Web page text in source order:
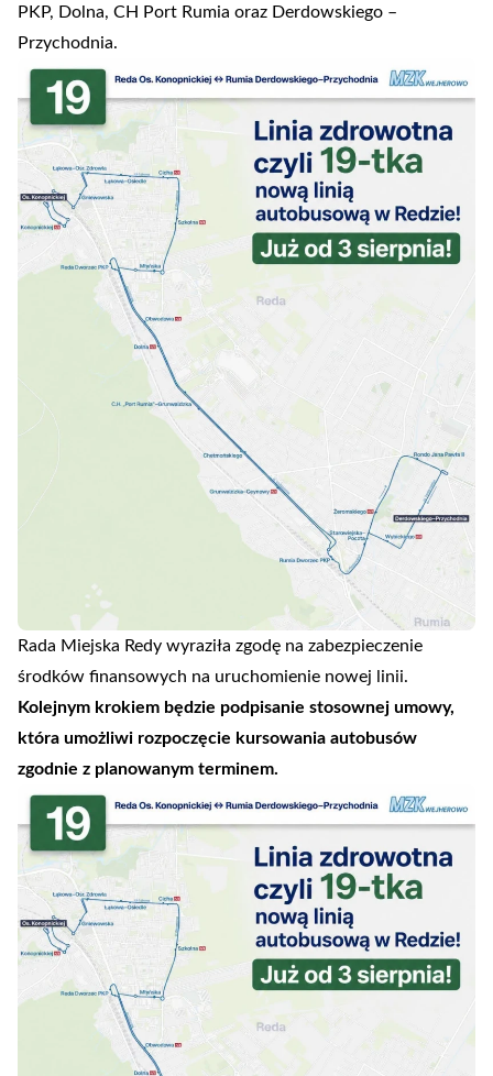
PKP, Dolna, CH Port Rumia oraz Derdowskiego –
Przychodnia.
Rada Miejska Redy wyraziła zgodę na zabezpieczenie
środków finansowych na uruchomienie nowej linii.
Kolejnym krokiem będzie podpisanie stosownej umowy,
która umożliwi rozpoczęcie kursowania autobusów
zgodnie z planowanym terminem.